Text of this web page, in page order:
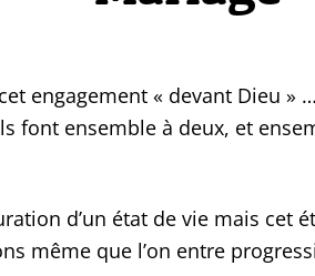
engagement « devant Dieu »
font ensemble à deux, et
d’un état de vie mais
même que l’on entre